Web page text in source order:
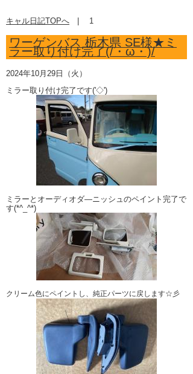
キャル日記TOPへ | 1
ワーゲンバス 栃木県 SE様★ミ
ラー取り付け完了(/・ω・)/
2024年10月29日（火）
ミラー取り付け完了です('◇')ゞ
ミラーとオーディオダ―ニッシュのペイント完了で
す(*^_^*)
クリーム色にペイントし、純正パーツに戻します☆彡